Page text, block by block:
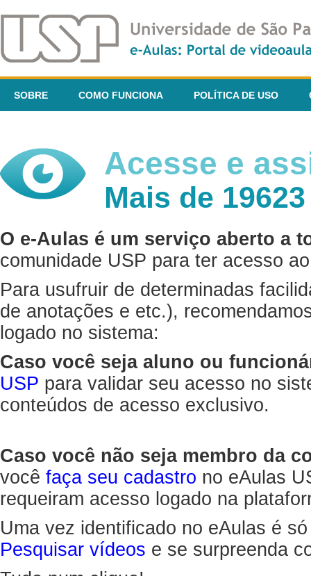
SOBRE COMO FUNCIONA POLÍTICA DE USO
Acesse e
Mais de
O e-Aulas é um serviço aberto a
comunidade USP para ter acesso
Para usufruir de determinadas
de anotações e etc.),
logado no sistema:
Caso você seja aluno ou
USP para validar seu acesso no
conteúdos de acesso exclusivo.
Caso você não seja membro da
você faça seu cadastro no eAulas
requeiram acesso logado na
Uma vez identificado no eAulas é
Pesquisar vídeos e se surpreenda